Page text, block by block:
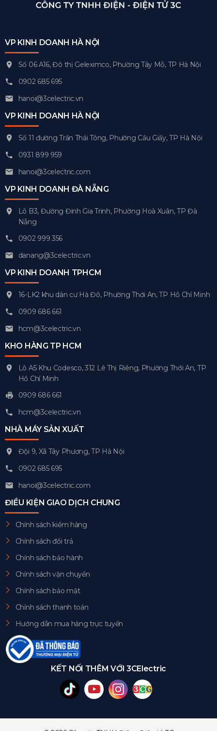
VP KINH DOANH HÀ NỘI
Số 06 A16, Đô thị Geleximco, Phường Tây Mỗ, TP Hà Nội
0902 685 695
hanoi@3celectric.vn
VP KINH DOANH HÀ NỘI
Số 11 đường Trần Thái Tông, Phường Cầu Giấy, TP Hà Nội
0931 899 959
hanoi@3celectric.com
VP KINH DOANH ĐÀ NẴNG
Lô B3, Đường Đinh Gia Trinh, Phường Hoà Xuân, TP Đà
Nẵng
0902 999 356
danang@3celectric.vn
VP KINH DOANH TPHCM
16-LK2 khu dân cư Hà Đô, Phường Thới An, TP Hồ Chí Minh
0909 686 661
hcm@3celectric.vn
KHO HÀNG TP HCM
Lô A5 Khu Codesco, 312 Lê Thị Riêng, Phường Thới An, TP
Hồ Chí Minh
0909 686 661
hcm@3celectric.vn
NHÀ MÁY SẢN XUẤT
Đội 9, Xã Tây Phương, TP Hà Nội
0902 685 695
hanoi@3celectric.com
ĐIỀU KIỆN GIAO DỊCH CHUNG
Chính sách kiểm hàng
Chính sách đổi trả
Chính sách bảo hành
Chính sách vận chuyển
Chính sách bảo mật
Chính sách thanh toán
Hướng dẫn mua hàng trực tuyến
KẾT NỐI THÊM VỚI 3CElectric